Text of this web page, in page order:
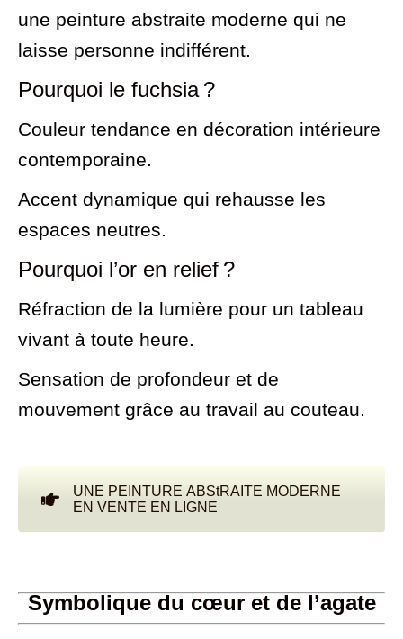
une peinture abstraite moderne qui ne
laisse personne indifférent.
Pourquoi le fuchsia ?
Couleur tendance en décoration intérieure
contemporaine.
Accent dynamique qui rehausse les
espaces neutres.
Pourquoi l’or en relief ?
Réfraction de la lumière pour un tableau
vivant à toute heure.
Sensation de profondeur et de
mouvement grâce au travail au couteau.
UNE PEINTURE ABStRAITE MODERNE
EN VENTE EN LIGNE
Symbolique du cœur et de l’agate